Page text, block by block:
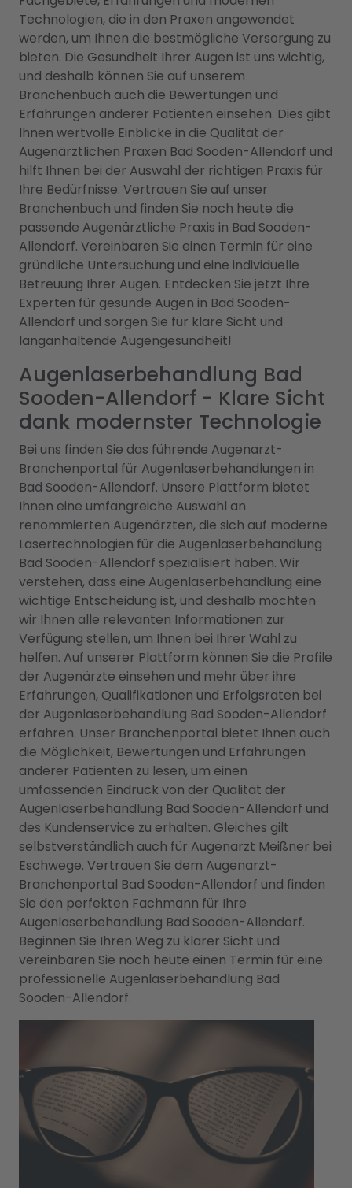
Technologien, die in den Praxen angewendet
werden, um Ihnen die bestmögliche Versorgung zu
bieten. Die Gesundheit Ihrer Augen ist uns wichtig,
und deshalb können Sie auf unserem
Branchenbuch auch die Bewertungen und
Erfahrungen anderer Patienten einsehen. Dies gibt
Ihnen wertvolle Einblicke in die Qualität der
Augenärztlichen Praxen Bad Sooden-Allendorf und
hilft Ihnen bei der Auswahl der richtigen Praxis für
Ihre Bedürfnisse. Vertrauen Sie auf unser
Branchenbuch und finden Sie noch heute die
passende Augenärztliche Praxis in Bad Sooden-
Allendorf. Vereinbaren Sie einen Termin für eine
gründliche Untersuchung und eine individuelle
Betreuung Ihrer Augen. Entdecken Sie jetzt Ihre
Experten für gesunde Augen in Bad Sooden-
Allendorf und sorgen Sie für klare Sicht und
langanhaltende Augengesundheit!
Augenlaserbehandlung Bad
Sooden-Allendorf - Klare Sicht
dank modernster Technologie
Bei uns finden Sie das führende Augenarzt-
Branchenportal für Augenlaserbehandlungen in
Bad Sooden-Allendorf. Unsere Plattform bietet
Ihnen eine umfangreiche Auswahl an
renommierten Augenärzten, die sich auf moderne
Lasertechnologien für die Augenlaserbehandlung
Bad Sooden-Allendorf spezialisiert haben. Wir
verstehen, dass eine Augenlaserbehandlung eine
wichtige Entscheidung ist, und deshalb möchten
wir Ihnen alle relevanten Informationen zur
Verfügung stellen, um Ihnen bei Ihrer Wahl zu
helfen. Auf unserer Plattform können Sie die Profile
der Augenärzte einsehen und mehr über ihre
Erfahrungen, Qualifikationen und Erfolgsraten bei
der Augenlaserbehandlung Bad Sooden-Allendorf
erfahren. Unser Branchenportal bietet Ihnen auch
die Möglichkeit, Bewertungen und Erfahrungen
anderer Patienten zu lesen, um einen
umfassenden Eindruck von der Qualität der
Augenlaserbehandlung Bad Sooden-Allendorf und
des Kundenservice zu erhalten. Gleiches gilt
selbstverständlich auch für Augenarzt Meißner bei
Eschwege. Vertrauen Sie dem Augenarzt-
Branchenportal Bad Sooden-Allendorf und finden
Sie den perfekten Fachmann für Ihre
Augenlaserbehandlung Bad Sooden-Allendorf.
Beginnen Sie Ihren Weg zu klarer Sicht und
vereinbaren Sie noch heute einen Termin für eine
professionelle Augenlaserbehandlung Bad
Sooden-Allendorf.